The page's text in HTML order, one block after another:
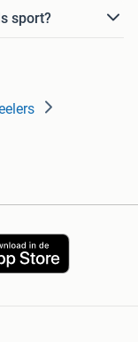
sport?